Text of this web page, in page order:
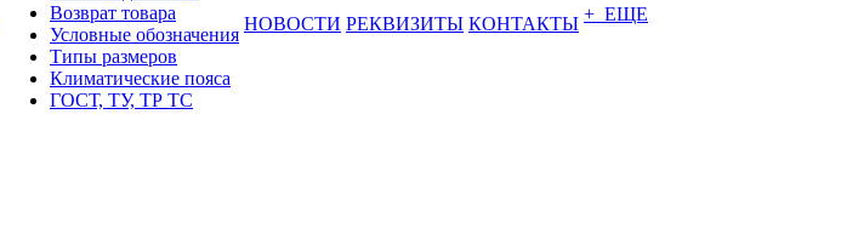
Возврат товара
Условные обозначения
Типы размеров
Климатические пояса
ГОСТ, ТУ, ТР ТС
НОВОСТИ РЕКВИЗИТЫ КОНТАКТЫ + ЕЩЕ